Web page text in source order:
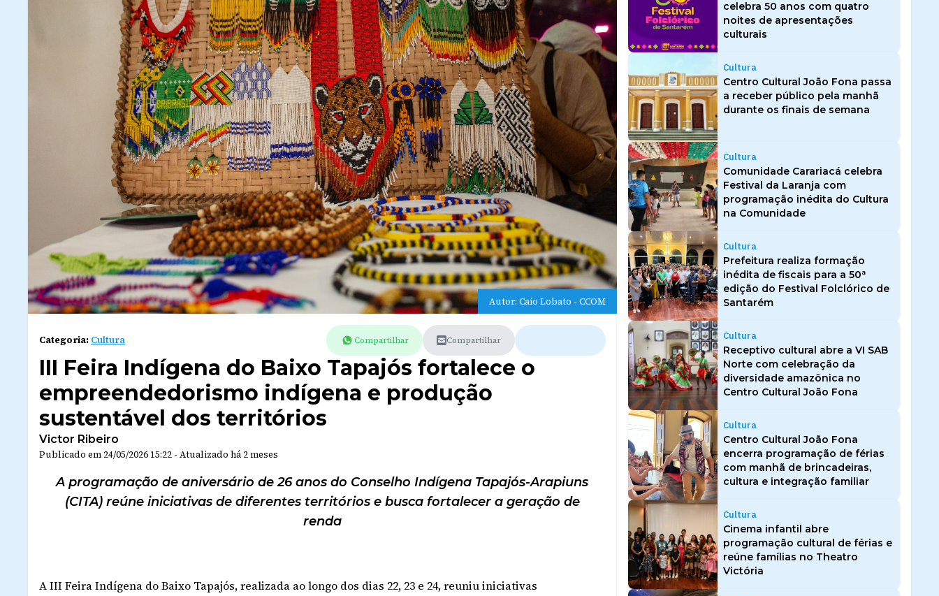
Autor: Caio Lobato - CCOM
Categoria: Cultura Compartilhar Compartilhar
III Feira Indígena do Baixo Tapajós fortalece o
empreendedorismo indígena e produção
sustentável dos territórios
Victor Ribeiro
Publicado em 24/05/2026 15:22 - Atualizado há 2 meses
A programação de aniversário de 26 anos do Conselho Indígena Tapajós-Arapiuns
(CITA) reúne iniciativas de diferentes territórios e busca fortalecer a geração de
renda
A III Feira Indígena do Baixo Tapajós, realizada ao longo dos dias 22, 23 e 24, reuniu iniciativas
celebra 50 anos com quatro
noites de apresentações
culturais
Cultura
Centro Cultural João Fona passa
a receber público pela manhã
durante os finais de semana
Cultura
Comunidade Carariacá celebra
Festival da Laranja com
programação inédita do Cultura
na Comunidade
Cultura
Prefeitura realiza formação
inédita de fiscais para a 50ª
edição do Festival Folclórico de
Santarém
Cultura
Receptivo cultural abre a VI SAB
Norte com celebração da
diversidade amazônica no
Centro Cultural João Fona
Cultura
Centro Cultural João Fona
encerra programação de férias
com manhã de brincadeiras,
cultura e integração familiar
Cultura
Cinema infantil abre
programação cultural de férias e
reúne famílias no Theatro
Victória